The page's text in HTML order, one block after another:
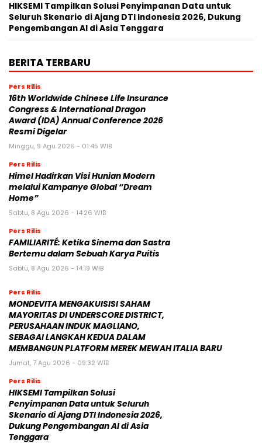
HIKSEMI Tampilkan Solusi Penyimpanan Data untuk
Seluruh Skenario di Ajang DTI Indonesia 2026, Dukung
Pengembangan AI di Asia Tenggara
BERITA TERBARU
Pers Rilis
16th Worldwide Chinese Life Insurance
Congress & International Dragon
Award (IDA) Annual Conference 2026
Resmi Digelar
Minggu, 9 Agu 2026 - 01:45 WIB
Pers Rilis
Himel Hadirkan Visi Hunian Modern
melalui Kampanye Global “Dream
Home”
Sabtu, 8 Agu 2026 - 14:26 WIB
Pers Rilis
FAMILIARITÉ: Ketika Sinema dan Sastra
Bertemu dalam Sebuah Karya Puitis
Sabtu, 8 Agu 2026 - 14:19 WIB
Pers Rilis
MONDEVITA MENGAKUISISI SAHAM
MAYORITAS DI UNDERSCORE DISTRICT,
PERUSAHAAN INDUK MAGLIANO,
SEBAGAI LANGKAH KEDUA DALAM
MEMBANGUN PLATFORM MEREK MEWAH ITALIA BARU
Jumat, 7 Agu 2026 - 09:32 WIB
Pers Rilis
HIKSEMI Tampilkan Solusi
Penyimpanan Data untuk Seluruh
Skenario di Ajang DTI Indonesia 2026,
Dukung Pengembangan AI di Asia
Tenggara